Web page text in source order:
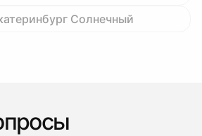
Солнечный